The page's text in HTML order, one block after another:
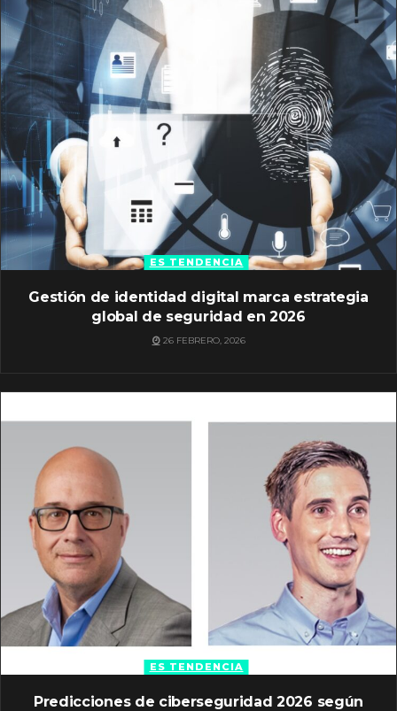
ES TENDENCIA
Gestión de identidad digital marca estrategia
global de seguridad en 2026
26 FEBRERO, 2026
ES TENDENCIA
Predicciones de ciberseguridad 2026 según